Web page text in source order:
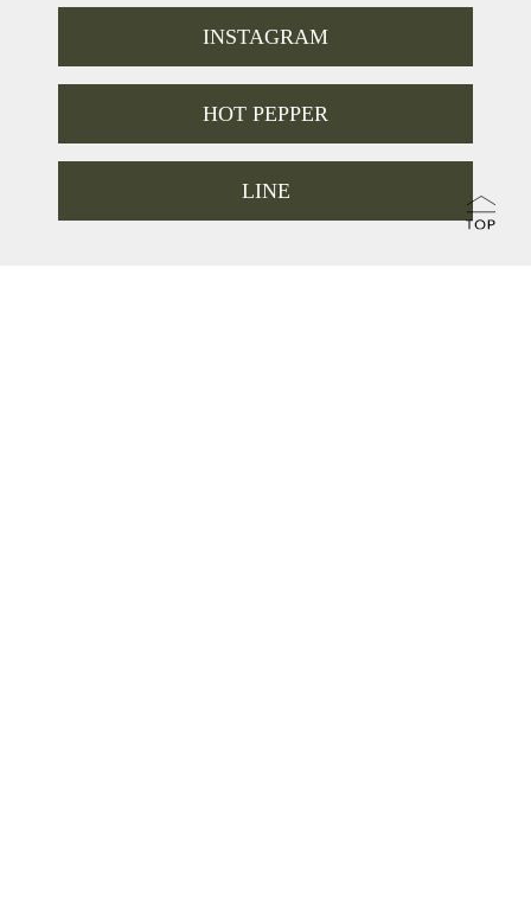
INSTAGRAM
HOT PEPPER
LINE